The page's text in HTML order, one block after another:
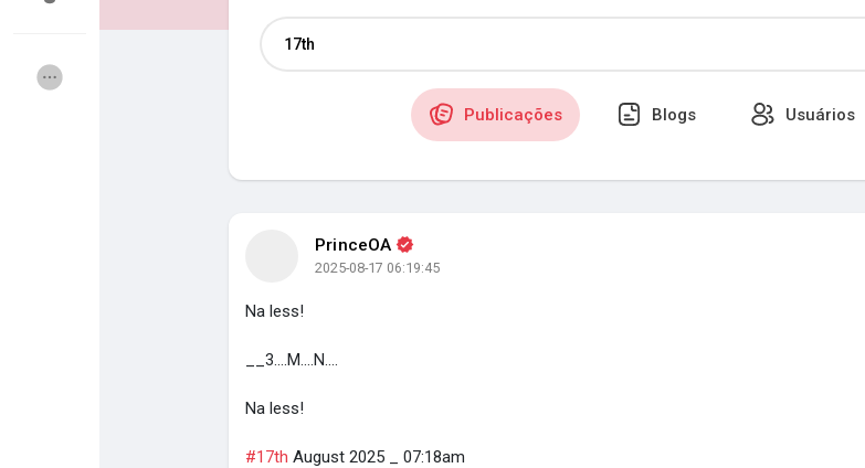
Páginas curtidas
Publicações Blogs Usuários
PrinceOA
2025-08-17 06:19:45
Na less!
__3....M....N....
Na less!
#17th August 2025 _ 07:18am